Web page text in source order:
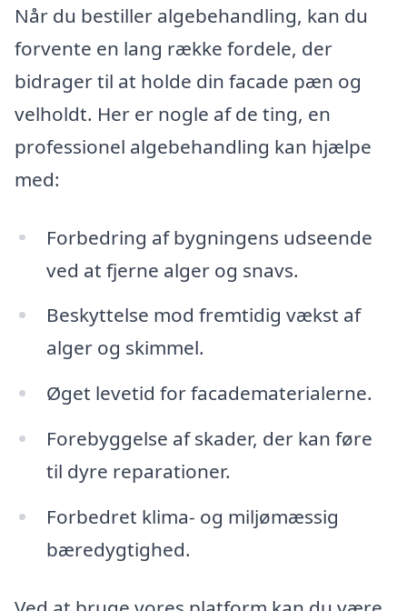
Når du bestiller algebehandling, kan du
forvente en lang række fordele, der
bidrager til at holde din facade pæn og
velholdt. Her er nogle af de ting, en
professionel algebehandling kan hjælpe
med:
Forbedring af bygningens udseende
ved at fjerne alger og snavs.
Beskyttelse mod fremtidig vækst af
alger og skimmel.
Øget levetid for facadematerialerne.
Forebyggelse af skader, der kan føre
til dyre reparationer.
Forbedret klima- og miljømæssig
bæredygtighed.